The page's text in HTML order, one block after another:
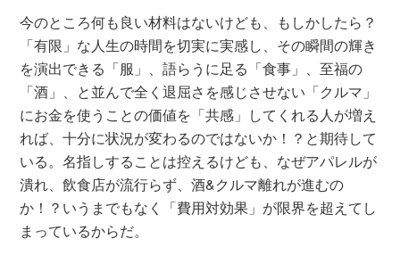
今のところ何も良い材料はないけども、もしかしたら？
「有限」な人生の時間を切実に実感し、その瞬間の輝き
を演出できる「服」、語らうに足る「食事」、至福の
「酒」、と並んで全く退屈さを感じさせない「クルマ」
にお金を使うことの価値を「共感」してくれる人が増え
れば、十分に状況が変わるのではないか！？と期待して
いる。名指しすることは控えるけども、なぜアパレルが
潰れ、飲食店が流行らず、酒&クルマ離れが進むの
か！？いうまでもなく「費用対効果」が限界を超えてし
まっているからだ。